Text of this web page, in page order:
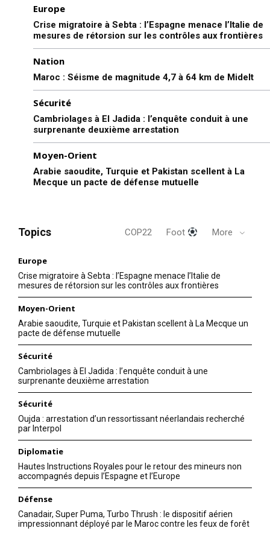
Europe
Crise migratoire à Sebta : l’Espagne menace l’Italie de
mesures de rétorsion sur les contrôles aux frontières
Nation
Maroc : Séisme de magnitude 4,7 à 64 km de Midelt
Sécurité
Cambriolages à El Jadida : l’enquête conduit à une
surprenante deuxième arrestation
Moyen-Orient
Arabie saoudite, Turquie et Pakistan scellent à La
Mecque un pacte de défense mutuelle
Topics COP22 Foot More
Europe
Crise migratoire à Sebta : l’Espagne menace l’Italie de
mesures de rétorsion sur les contrôles aux frontières
Moyen-Orient
Arabie saoudite, Turquie et Pakistan scellent à La Mecque un
pacte de défense mutuelle
Sécurité
Cambriolages à El Jadida : l’enquête conduit à une
surprenante deuxième arrestation
Sécurité
Oujda : arrestation d’un ressortissant néerlandais recherché
par Interpol
Diplomatie
Hautes Instructions Royales pour le retour des mineurs non
accompagnés depuis l’Espagne et l’Europe
Défense
Canadair, Super Puma, Turbo Thrush : le dispositif aérien
impressionnant déployé par le Maroc contre les feux de forêt